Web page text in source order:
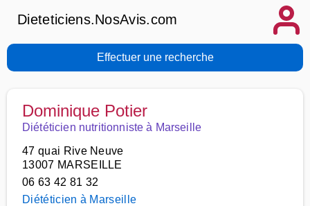
Dieteticiens.NosAvis.com
Effectuer une recherche
Dominique Potier
Diététicien nutritionniste à Marseille
47 quai Rive Neuve
13007 MARSEILLE
06 63 42 81 32
Diététicien à Marseille